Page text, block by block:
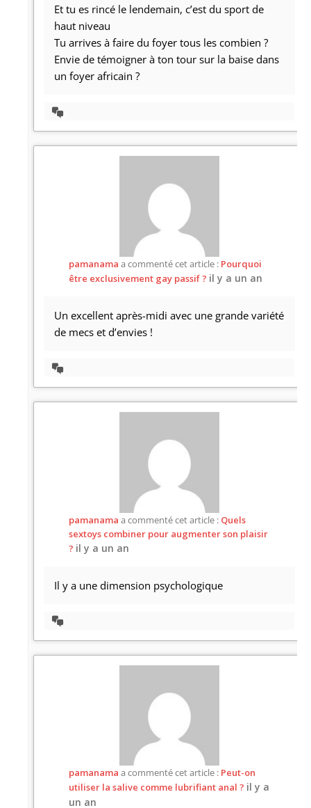
Et tu es rincé le lendemain, c’est du sport de
haut niveau
Tu arrives à faire du foyer tous les combien ?
Envie de témoigner à ton tour sur la baise dans
un foyer africain ?
pamanama a commenté cet article : Pourquoi
être exclusivement gay passif ? il y a un an
Un excellent après-midi avec une grande variété
de mecs et d’envies !
pamanama a commenté cet article : Quels
sextoys combiner pour augmenter son plaisir
? il y a un an
Il y a une dimension psychologique
pamanama a commenté cet article : Peut-on
utiliser la salive comme lubrifiant anal ? il y a
un an